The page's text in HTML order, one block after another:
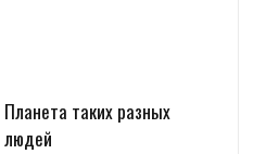
Планета таких разных
людей